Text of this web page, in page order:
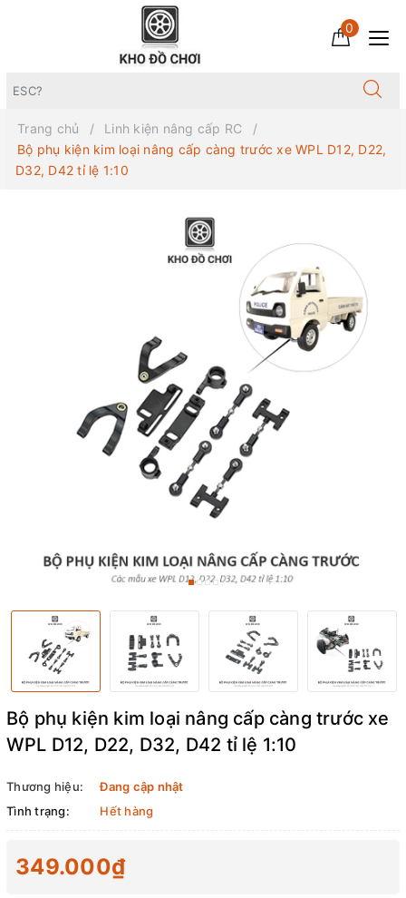
0
Trang chủ
Linh kiện nâng cấp RC
Bộ phụ kiện kim loại nâng cấp càng trước xe WPL D12, D22,
D32, D42 tỉ lệ 1:10
Bộ phụ kiện kim loại nâng cấp càng trước xe
WPL D12, D22, D32, D42 tỉ lệ 1:10
Thương hiệu:
Đang cập nhật
Tình trạng:
Hết hàng
349.000₫